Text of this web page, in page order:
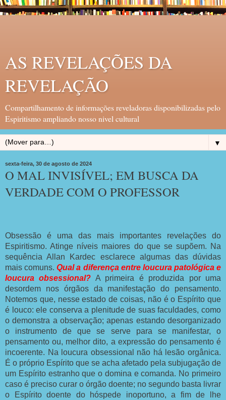
AS REVELAÇÕES DA
REVELAÇÃO
Compartilhamento de informações reveladoras disponibilizadas pelo
Espiritismo ampliando nosso nivel cultural
▼
sexta-feira, 30 de agosto de 2024
O MAL INVISÍVEL; EM BUSCA DA
VERDADE COM O PROFESSOR
Obsessão é uma das mais importantes revelações do
Espiritismo. Atinge níveis maiores do que se supõem. Na
sequência Allan Kardec esclarece algumas das dúvidas
mais comuns.Qual a diferença entre loucura patológica e
loucura obsessional? A primeira é produzida por uma
desordem nos órgãos da manifestação do pensamento.
Notemos que, nesse estado de coisas, não é o Espírito que
é louco: ele conserva a plenitude de suas faculdades, como
o demonstra a observação; apenas estando desorganizado
o instrumento de que se serve para se manifestar, o
pensamento ou, melhor dito, a expressão do pensamento é
incoerente. Na loucura obsessional não há lesão orgânica.
É o próprio Espírito que se acha afetado pela subjugação de
um Espírito estranho que o domina e comanda. No primeiro
caso é preciso curar o órgão doente; no segundo basta livrar
o Espírito doente do hóspede inoportuno, a fim de lhe